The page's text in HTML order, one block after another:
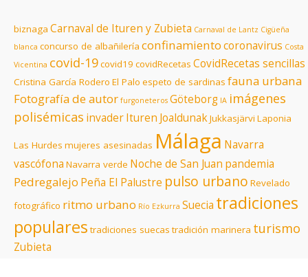
biznaga Carnaval de Ituren y Zubieta Carnaval de Lantz Cigüeña
blanca concurso de albañilería confinamientocoronavirus Costa
Vicentina covid-19covid19 covidRecetas CovidRecetas sencillas
Cristina García Rodero El Palo espeto de sardinas fauna urbana
Fotografía de autor furgoneteros Göteborg IA imágenes
polisémicas invaderIturen JoaldunakJukkasjärvi Laponia
Las Hurdes mujeres asesinadas Málaga Navarra
vascófona Navarra verde Noche de San Juan pandemia
Pedregalejo Peña El Palustre pulso urbano Revelado
fotográfico ritmo urbano Río Ezkurra Suecia tradiciones
populares tradiciones suecas tradición marinera turismo
Zubieta